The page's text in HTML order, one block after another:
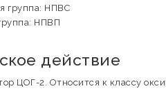
группа: НПВС
НПВП
действие
ЦОГ-2. Относится к классу